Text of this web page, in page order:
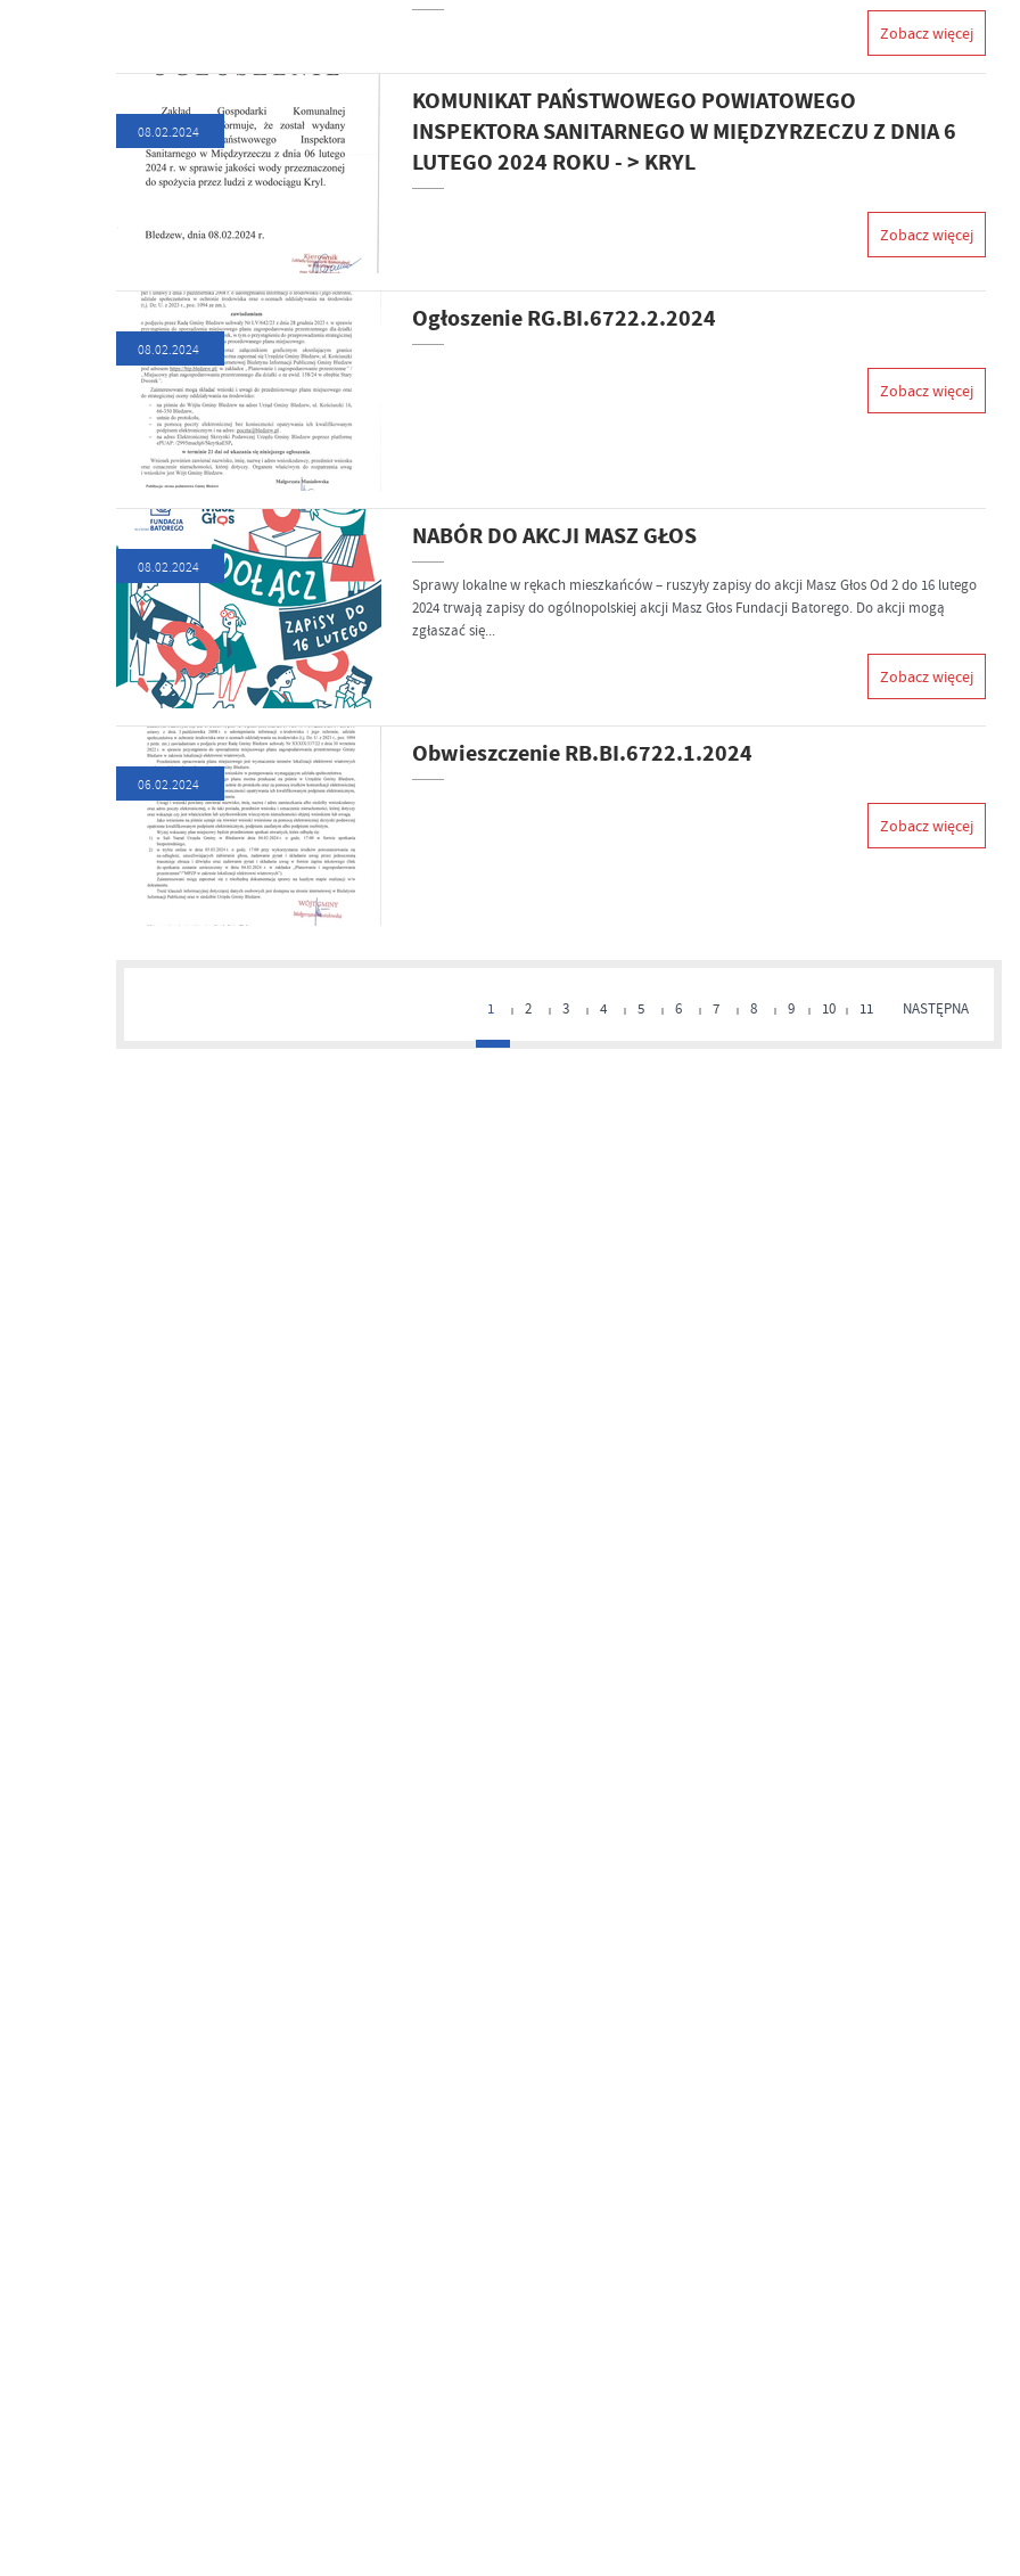
Zobacz więcej
08.02.2024
KOMUNIKAT PAŃSTWOWEGO POWIATOWEGO
INSPEKTORA SANITARNEGO W MIĘDZYRZECZU Z DNIA 6
LUTEGO 2024 ROKU - > KRYL
Zobacz więcej
08.02.2024
Ogłoszenie RG.BI.6722.2.2024
Zobacz więcej
08.02.2024
NABÓR DO AKCJI MASZ GŁOS
Sprawy lokalne w rękach mieszkańców – ruszyły zapisy do akcji Masz Głos Od 2 do 16 lutego
2024 trwają zapisy do ogólnopolskiej akcji Masz Głos Fundacji Batorego. Do akcji mogą
zgłaszać się...
Zobacz więcej
06.02.2024
Obwieszczenie RB.BI.6722.1.2024
Zobacz więcej
1 2 3 4 5 6 7 8 9 10 11 NASTĘPNA